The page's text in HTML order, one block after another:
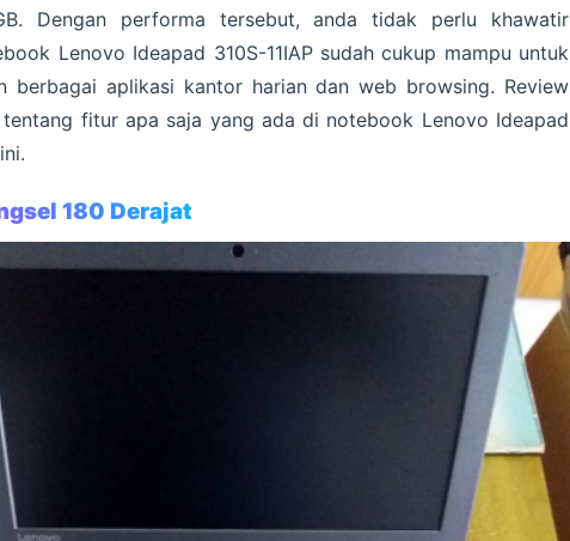
Dengan performa tersebut, anda tidak perlu khawatir
Lenovo Ideapad 310S-11IAP sudah cukup mampu untuk
berbagai aplikasi kantor harian dan web browsing. Review
tentang fitur apa saja yang ada di notebook Lenovo Ideapad
180 Derajat